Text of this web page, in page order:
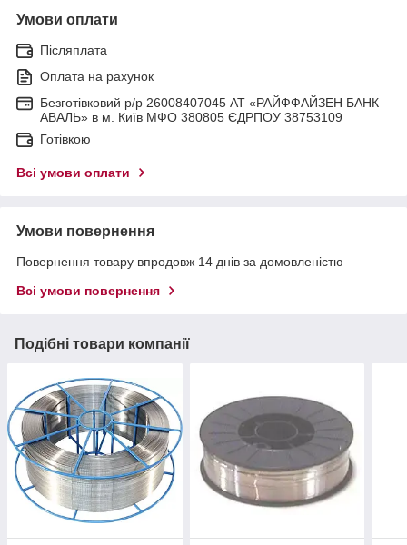
Умови оплати
Післяплата
Оплата на рахунок
Безготівковий р/р 26008407045 АТ «РАЙФФАЙЗЕН БАНК
АВАЛЬ» в м. Київ МФО 380805 ЄДРПОУ 38753109
Готівкою
Всі умови оплати
Умови повернення
Повернення товару впродовж 14 днів за домовленістю
Всі умови повернення
Подібні товари компанії